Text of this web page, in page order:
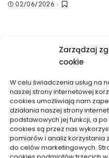
Zarządzaj
cookie
W celu świadczenia usług na
naszej strony internetowej
cookies umożliwiają nam
działania naszej strony
podstawowych jej funkcji, a
cookies są przez nas
pomiarów i analiz korzystania
do celów marketingowych.
02/06/2026
Usługi
Jak ocenić ryzyko przed
sprawą karną, by nie